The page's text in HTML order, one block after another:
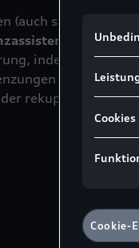
(auch solche mit
den
indem das
hinweist
rekuperiert.
und
Ireland
kein der
Hieraus
stimmen
Daten in
Hinweis
Cookie-